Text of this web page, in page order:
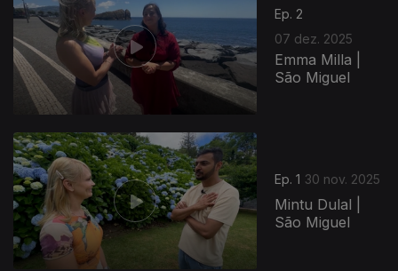
Ep. 2
07 dez. 2025
Emma Milla |
São Miguel
Ep. 1 30 nov. 2025
Mintu Dulal |
São Miguel
893192